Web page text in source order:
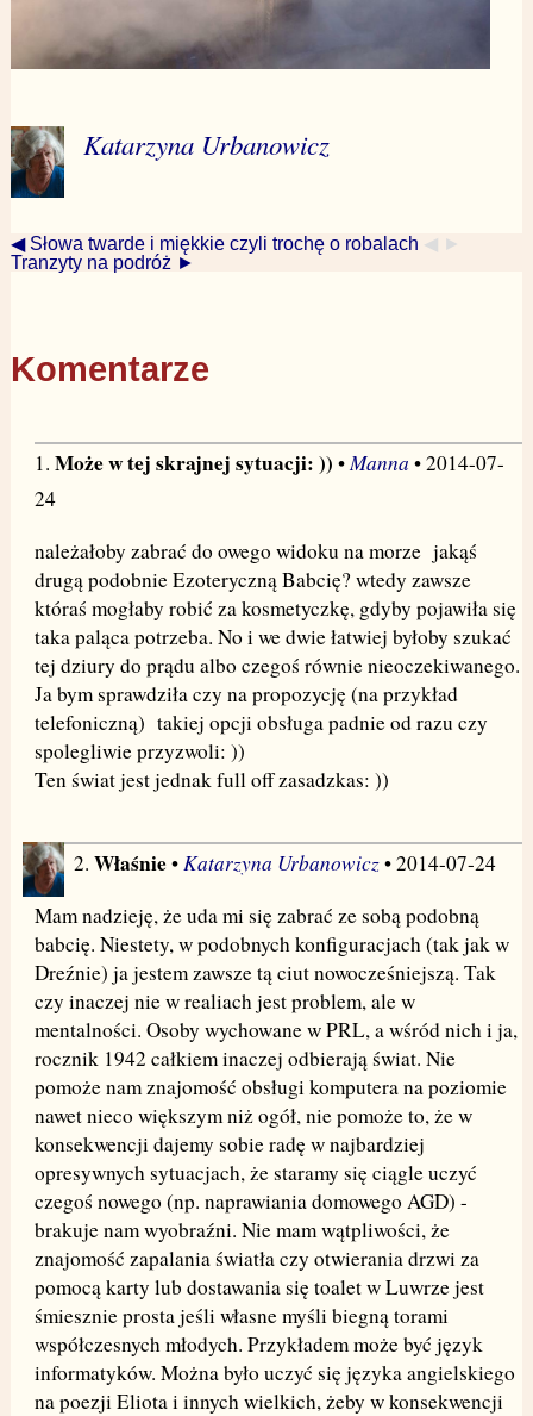
Katarzyna Urbanowicz
◀ Słowa twarde i miękkie czyli trochę o robalach ◀ ►
Tranzyty na podróż ►
Komentarze
1. Może w tej skrajnej sytuacji: )) •Manna • 2014-07-
24
należałoby zabrać do owego widoku na morze jakąś
drugą podobnie Ezoteryczną Babcię? wtedy zawsze
któraś mogłaby robić za kosmetyczkę, gdyby pojawiła się
taka paląca potrzeba. No i we dwie łatwiej byłoby szukać
tej dziury do prądu albo czegoś równie nieoczekiwanego.
Ja bym sprawdziła czy na propozycję (na przykład
telefoniczną) takiej opcji obsługa padnie od razu czy
spolegliwie przyzwoli: ))
Ten świat jest jednak full off zasadzkas: ))
2. Właśnie•Katarzyna Urbanowicz• 2014-07-24
Mam nadzieję, że uda mi się zabrać ze sobą podobną
babcię. Niestety, w podobnych konfiguracjach (tak jak w
Dreźnie) ja jestem zawsze tą ciut nowocześniejszą. Tak
czy inaczej nie w realiach jest problem, ale w
mentalności. Osoby wychowane w PRL, a wśród nich i ja,
rocznik 1942 całkiem inaczej odbierają świat. Nie
pomoże nam znajomość obsługi komputera na poziomie
nawet nieco większym niż ogół, nie pomoże to, że w
konsekwencji dajemy sobie radę w najbardziej
opresywnych sytuacjach, że staramy się ciągle uczyć
czegoś nowego (np. naprawiania domowego AGD) -
brakuje nam wyobraźni. Nie mam wątpliwości, że
znajomość zapalania światła czy otwierania drzwi za
pomocą karty lub dostawania się toalet w Luwrze jest
śmiesznie prosta jeśli własne myśli biegną torami
współczesnych młodych. Przykładem może być język
informatyków. Można było uczyć się języka angielskiego
na poezji Eliota i innych wielkich, żeby w konsekwencji